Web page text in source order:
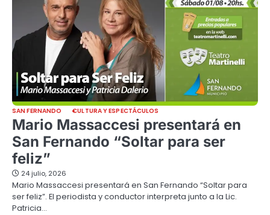
SAN FERNANDO CULTURA Y ESPECTÁCULOS
Mario Massaccesi presentará en
San Fernando “Soltar para ser
feliz”
24 julio, 2026
Mario Massaccesi presentará en San Fernando “Soltar para
ser feliz”. El periodista y conductor interpreta junto a la Lic.
Patricia…